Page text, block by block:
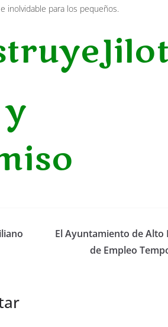
inolvidable para los pequeños.
El Ayuntamiento de
de Empleo